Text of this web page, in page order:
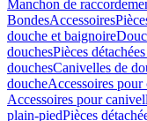
Manchon de
BondesAccessoires
douche et baignoire
douchesPièces
douchesCanivelles de
doucheAccessoires
Accessoires pour
plain-piedPièces